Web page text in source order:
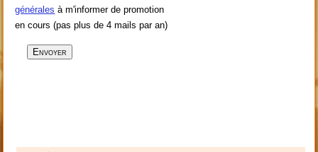
générales à m'informer de promotion
en cours (pas plus de 4 mails par an)